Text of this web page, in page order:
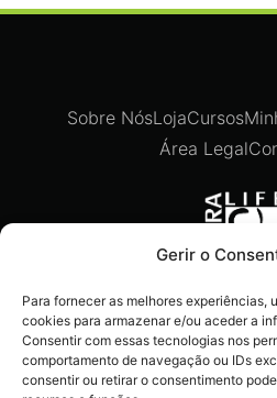
Gerir o
Para fornecer as melhores experiências,
cookies para armazenar e/ou aceder a
Consentir com essas tecnologias nos
comportamento de navegação ou IDs
consentir ou retirar o consentimento
Recebe ofertas
novidades e
diretamente no
Sobre NósLojaCursos
Área Legal